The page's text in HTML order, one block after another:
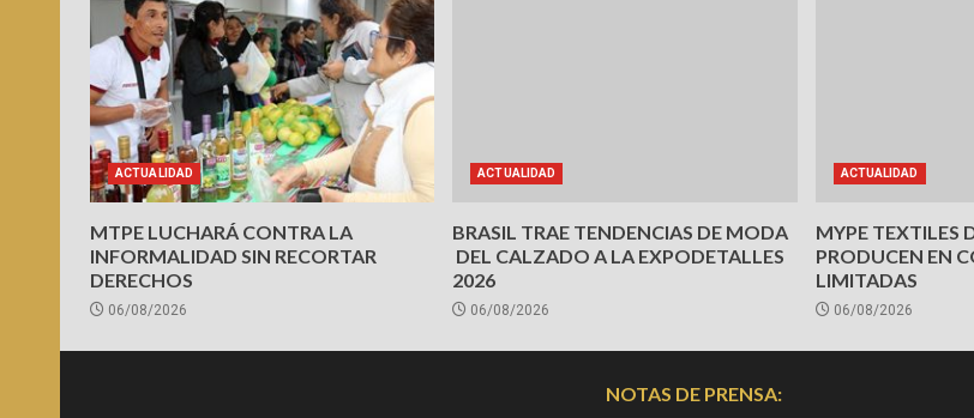
ACTUALIDAD
MTPE LUCHARÁ CONTRA LA
INFORMALIDAD SIN RECORTAR
DERECHOS
06/08/2026
ACTUALIDAD
BRASIL TRAE TENDENCIAS DE MODA
DEL CALZADO A LA EXPODETALLES
2026
06/08/2026
ACTUALIDAD
MYPE TEXTILES
PRODUCEN EN
LIMITADAS
06/08/2026
NOTAS DE PRENSA: